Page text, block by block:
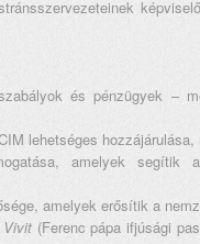
és pénzügyek –
lehetséges
amelyek
amelyek erősítik a
Vivit(Ferenc pápa ifjúsági